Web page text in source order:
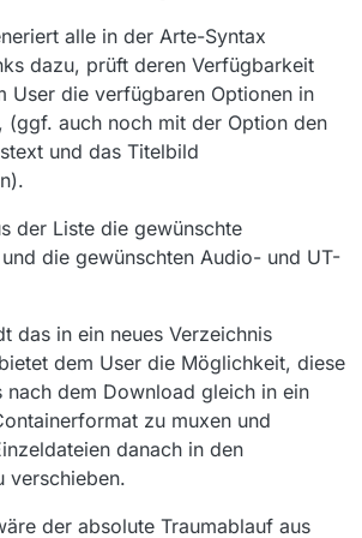
alle in der Arte-Syntax
dazu, prüft deren Verfügbarkeit
User die verfügbaren Optionen in
(ggf. auch noch mit der Option den
und das Titelbild
der Liste die gewünschte
die gewünschten Audio- und UT-
das in ein neues Verzeichnis
dem User die Möglichkeit, diese
nach dem Download gleich in ein
zu muxen und
danach in den
verschieben.
der absolute Traumablauf aus